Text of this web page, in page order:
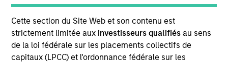
Cette section du Site Web et son contenu est
strictement limitée aux investisseurs qualifiésau sens
de la loi fédérale sur les placements collectifs de
capitaux (LPCC) et l'ordonnance fédérale sur les
Technology